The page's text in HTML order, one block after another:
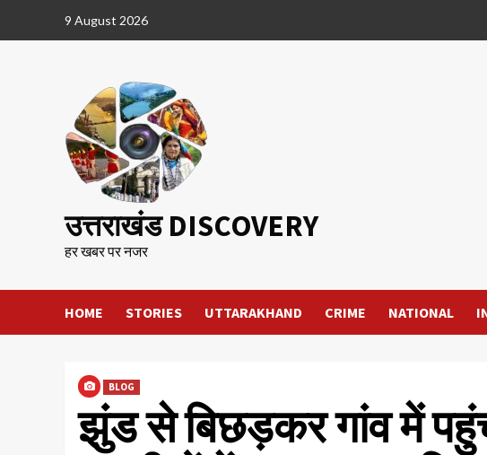
9 August 2026
उत्तराखंड DISCOVERY
हर खबर पर नजर
HOME STORIES UTTARAKHAND CRIME NATIONAL
BLOG
झुंड से बिछड़कर गांव में